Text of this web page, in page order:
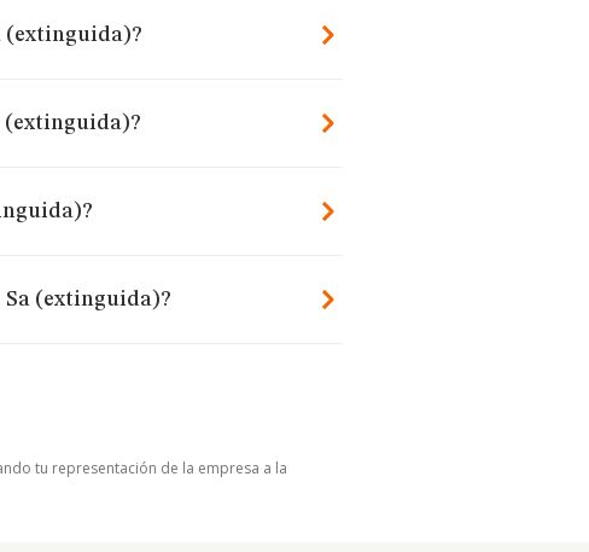
(extinguida)?
(extinguida)?
(extinguida)?
tu representación de la empresa a la